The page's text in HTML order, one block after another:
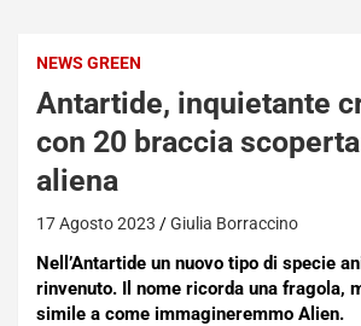
NEWS GREEN
Antartide, inquietante
con 20 braccia
aliena
17 Agosto 2023 Giulia Borraccino
Nell’Antartide un nuovo tipo di specie
rinvenuto. Il nome ricorda una fragola,
simile a come immagineremmo Alien.